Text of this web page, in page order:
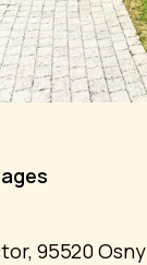
95520 Osny